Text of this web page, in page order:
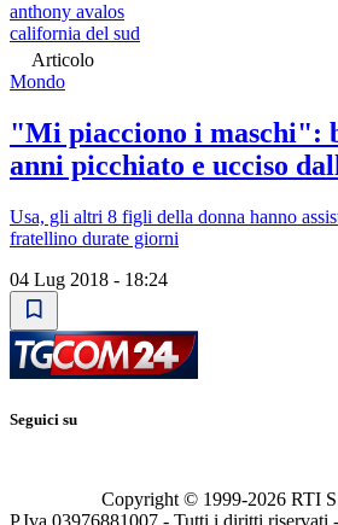
anthony avalos
california del sud
Articolo
Mondo
"Mi piacciono i maschi":
anni picchiato e ucciso
Usa, gli altri 8 figli della donna hanno
fratellino durate giorni
04 Lug 2018 - 18:24
Seguici su
Copyright © 1999-2026 RTI